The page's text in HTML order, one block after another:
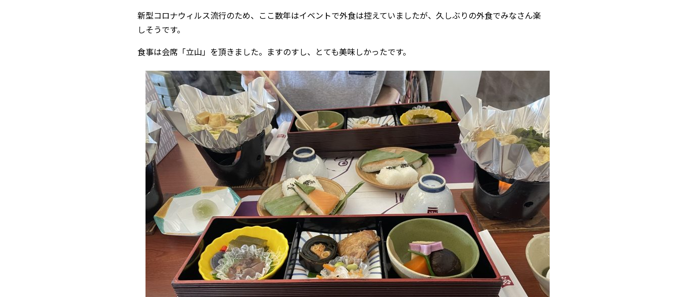
新型コロナウィルス流行のため、ここ数年はイベントで外食は控えていましたが、久しぶりの外食でみなさん楽
しそうです。
食事は会席「立山」を頂きました。ますのすし、とても美味しかったです。